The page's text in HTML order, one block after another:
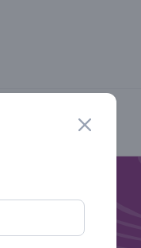
Close modal